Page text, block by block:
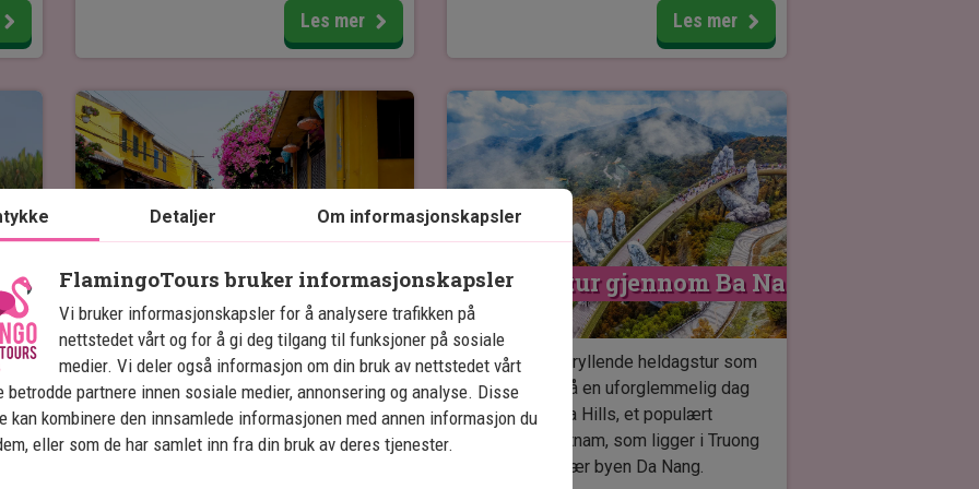
kjent som et av Vietnams største og
mest populære shows, byr på moderne
lydeffekter og mer enn 500 performere
i fargerike kostymer.
Gled deg til en opplevelse for livet!
Les mer
oppleve vietnamesisk bambus-sirkus,
sjonglering, akrobatikk og fortryllende
stammeinstrumenter.
Teh Dar-showet varer cirka 1 time og er
en helt uforglemmelig opplevelse.
Les mer
Sykkeltur og
matlagingskurs i Hoi An
Guiden møter deg på hotellet, og derfra
sykler dere mot landsbyen Cam Thanh.
Underveis kan du nyte utsikten til vakre,
grønne landskaper, rekefarmer, kyr,
Heldagstur gjennom Ba Na
Hills
Opplev en fortryllende heldagstur som
tar deg med på en uforglemmelig dag
gjennom Ba Na Hills, et populært
turistmål i Vietnam, som ligger i Truong
Son-fjellene nær byen Da Nang.
Detaljer Om informasjonskapsler
FlamingoTours bruker informasjonskapsler
Vi bruker informasjonskapsler for å analysere trafikken på
nettstedet vårt og for å gi deg tilgang til funksjoner på sosiale
medier. Vi deler også informasjon om din bruk av nettstedet vårt
betrodde partnere innen sosiale medier, annonsering og analyse. Disse
kan kombinere den innsamlede informasjonen med annen informasjon du
eller som de har samlet inn fra din bruk av deres tjenester.